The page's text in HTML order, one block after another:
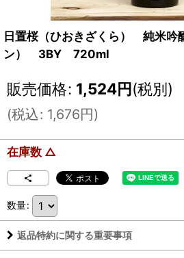
日置桜（ひおきざくら） 純米
ン） 3BY 720ml
販売価格: 1,524円(税別)
(税込: 1,676円)
在庫数 △
数量:
返品特約に関する重要事項